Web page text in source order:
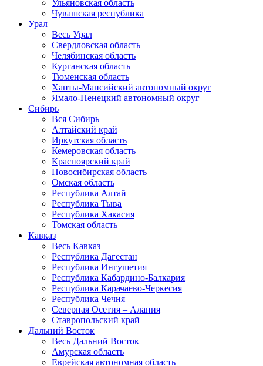
Ульяновская область
Чувашская республика
Урал
Весь Урал
Свердловская область
Челябинская область
Курганская область
Тюменская область
Ханты-Мансийский автономный округ
Ямало-Ненецкий автономный округ
Сибирь
Вся Сибирь
Алтайский край
Иркутская область
Кемеровская область
Красноярский край
Новосибирская область
Омская область
Республика Алтай
Республика Тыва
Республика Хакасия
Томская область
Кавказ
Весь Кавказ
Республика Дагестан
Республика Ингушетия
Республика Кабардино-Балкария
Республика Карачаево-Черкесия
Республика Чечня
Северная Осетия – Алания
Ставропольский край
Дальний Восток
Весь Дальний Восток
Амурская область
Еврейская автономная область